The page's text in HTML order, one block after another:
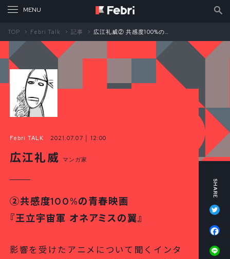
TOP Febri Talk 記事 広江礼威② 共感度100%の青春映画『王立宇宙軍 オネアミスの翼』
Febri TALK 2021.07.07 │ 12:00
広江礼威 マンガ家
②共感度100%の青春映画
『王立宇宙軍 オネアミスの翼』
影響を受けたアニメについて聞くインタ